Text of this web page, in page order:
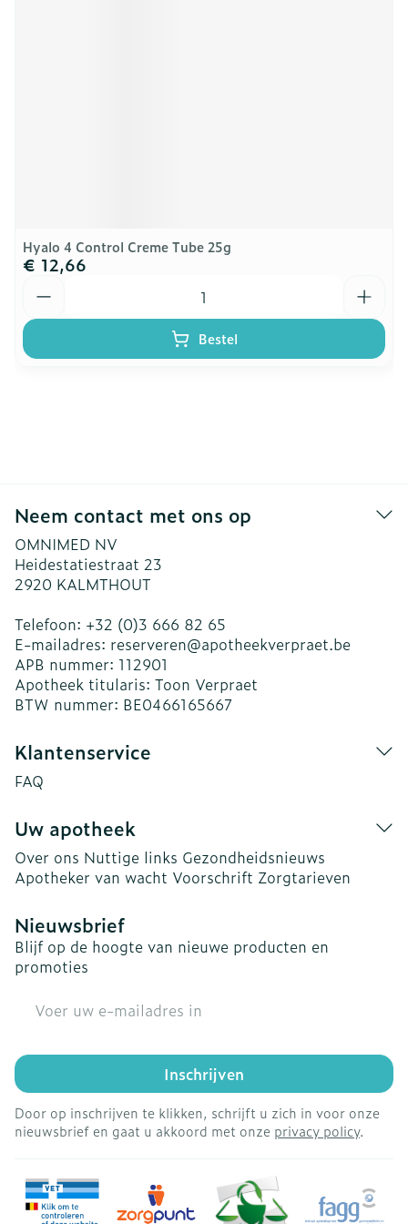
Hyalo 4 Control Creme Tube 25g
€ 12,66
Bestel
Neem contact met ons op
OMNIMED NV
Heidestatiestraat 23
2920 KALMTHOUT
Telefoon: +32 (0)3 666 82 65
E-mailadres: reserveren@apotheekverpraet.be
APB nummer: 112901
Apotheek titularis: Toon Verpraet
BTW nummer: BE0466165667
Klantenservice
FAQ
Uw apotheek
Over ons Nuttige links Gezondheidsnieuws
Apotheker van wacht Voorschrift Zorgtarieven
Nieuwsbrief
Blijf op de hoogte van nieuwe producten en
promoties
Inschrijven
Door op inschrijven te klikken, schrijft u zich in voor onze
nieuwsbrief en gaat u akkoord met onze privacy policy.